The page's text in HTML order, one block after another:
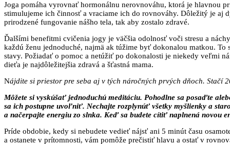
Joga pomáha vyrovnať hormonálnu nerovnováhu, ktorá je hlavnou
stimulujeme ich činnosť a vraciame ich do rovnováhy. Dôležitý je aj
prirodzené fungovanie nášho tela, tak aby zostalo zdravé.
Ďalšími benefitmi cvičenia jogy je väčšia odolnosť voči stresu a
každú ženu jednoduché, najmä ak túžime byť dokonalou matkou.
stavy. Požiadať o pomoc a netúžiť po dokonalosti je niekedy veľmi
dieťa je najdôležitejšia zdravá a šťastná mama.
Nájdite si priestor pre seba aj v tých náročných prvých dňoch. Stačí
Môžete si vyskúšať jednoduchú meditáciu. Pohodlne sa posaďte
sa ich postupne uvoľniť. Nechajte rozplynúť všetky myšlienky a
a načerpajte energiu zo slnka. Keď sa budete cítiť naplnená novou
Príde obdobie, kedy si nebudete vedieť nájsť ani 5 minút času
a ostanete v prítomnosti, vám pomôže prečistiť hlavu a ostať v